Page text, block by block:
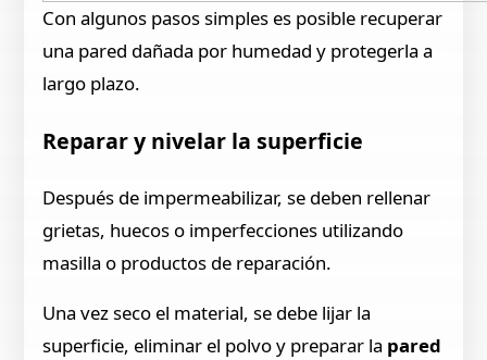
Con algunos pasos simples es posible recuperar
una pared dañada por humedad y protegerla a
largo plazo.
Reparar y nivelar la superficie
Después de impermeabilizar, se deben rellenar
grietas, huecos o imperfecciones utilizando
masilla o productos de reparación.
Una vez seco el material, se debe lijar la
superficie, eliminar el polvo y preparar la pared